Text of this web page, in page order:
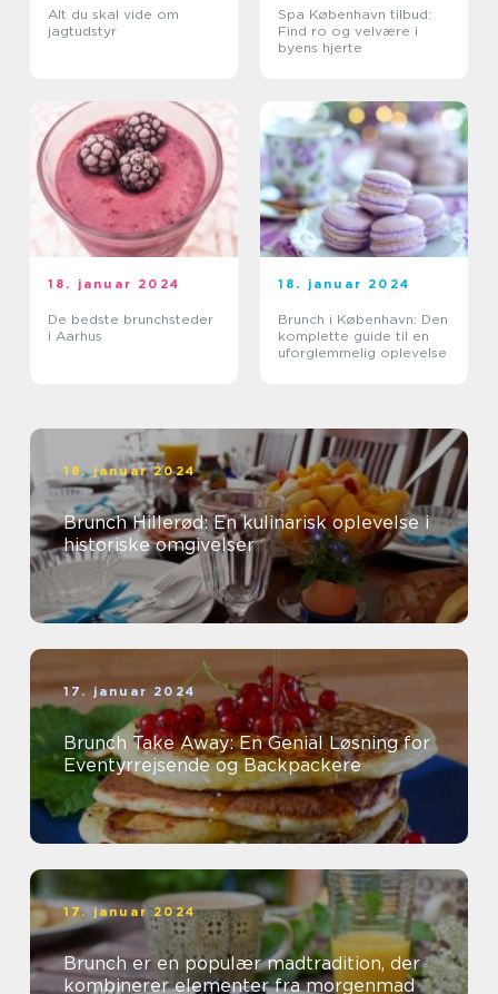
Alt du skal vide om
jagtudstyr
Spa København tilbud:
Find ro og velvære i
byens hjerte
18. januar 2024
De bedste brunchsteder
i Aarhus
18. januar 2024
Brunch i København: Den
komplette guide til en
uforglemmelig oplevelse
18. januar 2024
Brunch Hillerød: En kulinarisk oplevelse i
historiske omgivelser
17. januar 2024
Brunch Take Away: En Genial Løsning for
Eventyrrejsende og Backpackere
17. januar 2024
Brunch er en populær madtradition, der
kombinerer elementer fra morgenmad